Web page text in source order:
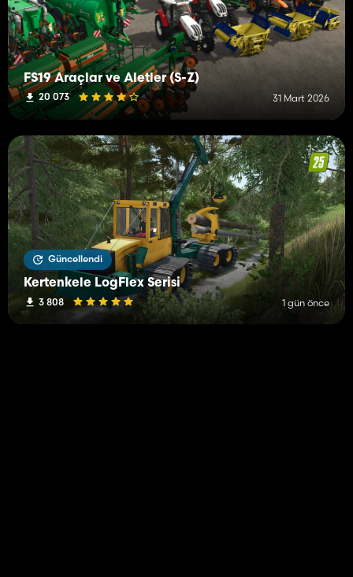
FS19 Araçlar ve Aletler (S-Z)
20 073 31 Mart 2026
Güncellendi
Kertenkele LogFlex Serisi
3 808 1 gün önce